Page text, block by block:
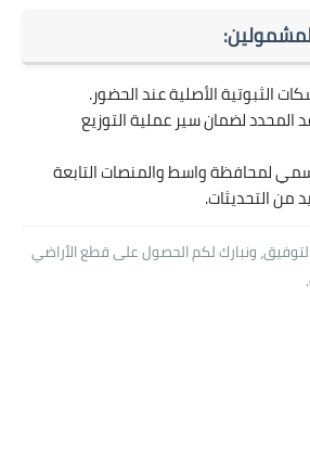
الثبوتية الأصلية عند الحضور.
المحدد لضمان سير عملية التوزيع
لمحافظة واسط والمنصات التابعة
من التحديثات.
ونبارك لكم الحصول على قطع الأراضي